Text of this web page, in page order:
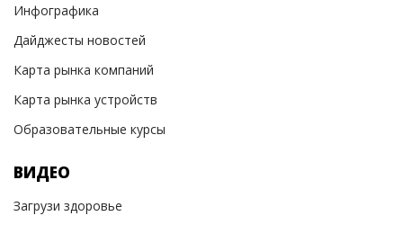
Инфографика
Дайджесты новостей
Карта рынка компаний
Карта рынка устройств
Образовательные курсы
ВИДЕО
Загрузи здоровье